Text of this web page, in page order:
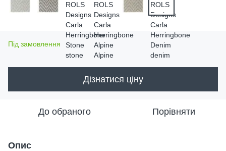
Під замовлення
Дізнатися ціну
До обраного Порівняти
Опис